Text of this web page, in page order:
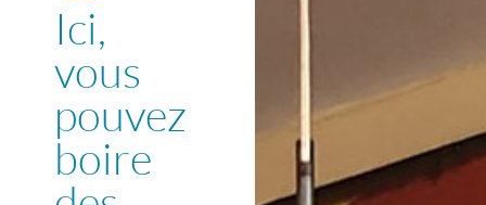
Ici,
vous
pouvez
boire